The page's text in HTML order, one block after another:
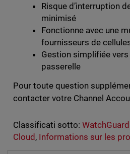
Risque d’interruption
minimisé
Fonctionne avec une
fournisseurs de
Gestion simplifiée
passerelle
Pour toute question
contacter votre Channel
Classificati sotto:
Cloud, Informations sur les